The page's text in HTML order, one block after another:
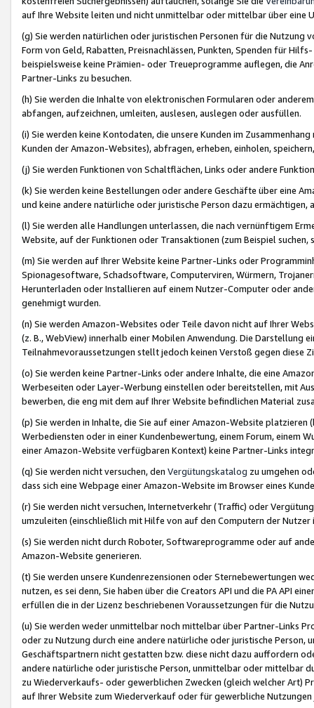
auf Ihre Website leiten und nicht unmittelbar oder mittelbar über eine
(g) Sie werden natürlichen oder juristischen Personen für die Nutzung
Form von Geld, Rabatten, Preisnachlässen, Punkten, Spenden für
beispielsweise keine Prämien- oder Treueprogramme auflegen, die
Partner-Links zu besuchen.
(h) Sie werden die Inhalte von elektronischen Formularen oder
abfangen, aufzeichnen, umleiten, auslesen, auslegen oder ausfüllen.
(i) Sie werden keine Kontodaten, die unsere Kunden im
Kunden der Amazon-Websites), abfragen, erheben, einholen,
(j) Sie werden Funktionen von Schaltflächen, Links oder andere
(k) Sie werden keine Bestellungen oder andere Geschäfte über eine
und keine andere natürliche oder juristische Person dazu
(l) Sie werden alle Handlungen unterlassen, die nach vernünftigem
Website, auf der Funktionen oder Transaktionen (zum Beispiel
(m) Sie werden auf Ihrer Website keine Partner-Links oder
Spionagesoftware, Schadsoftware, Computerviren, Würmern,
Herunterladen oder Installieren auf einem Nutzer-Computer oder
genehmigt wurden.
(n) Sie werden Amazon-Websites oder Teile davon nicht auf Ihrer
(z. B., WebView) innerhalb einer Mobilen Anwendung. Die Darstellung
Teilnahmevoraussetzungen stellt jedoch keinen Verstoß gegen diese
(o) Sie werden keine Partner-Links oder andere Inhalte, die eine
Werbeseiten oder Layer-Werbung einstellen oder bereitstellen, mit
bewerben, die eng mit dem auf Ihrer Website befindlichen Material
(p) Sie werden in Inhalte, die Sie auf einer Amazon-Website
Werbediensten oder in einer Kundenbewertung, einem Forum, einem
einer Amazon-Website verfügbaren Kontext) keine Partner-Links
(q) Sie werden nicht versuchen, den Vergütungskatalog zu umgehen
dass sich eine Webpage einer Amazon-Website im Browser eines
(r) Sie werden nicht versuchen, Internetverkehr (Traffic) oder
umzuleiten (einschließlich mit Hilfe von auf den Computern der
(s) Sie werden nicht durch Roboter, Softwareprogramme oder auf
Amazon-Website generieren.
(t) Sie werden unsere Kundenrezensionen oder Sternebewertungen
nutzen, es sei denn, Sie haben über die Creators API und die PA API
erfüllen die in der Lizenz beschriebenen Voraussetzungen für die
(u) Sie werden weder unmittelbar noch mittelbar über Partner-Links
oder zu Nutzung durch eine andere natürliche oder juristische
Geschäftspartnern nicht gestatten bzw. diese nicht dazu auffordern
andere natürliche oder juristische Person, unmittelbar oder mittelbar
zu Wiederverkaufs- oder gewerblichen Zwecken (gleich welcher Art)
auf Ihrer Website zum Wiederverkauf oder für gewerbliche